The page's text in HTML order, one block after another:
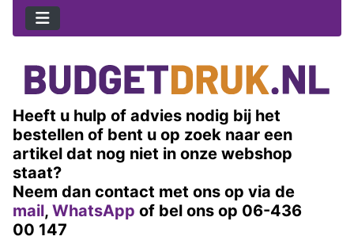
Heeft u hulp of advies nodig bij het
bestellen of bent u op zoek naar een
artikel dat nog niet in onze webshop
staat?
Neem dan contact met ons op via de
mail, WhatsApp of bel ons op 06-436
00 147